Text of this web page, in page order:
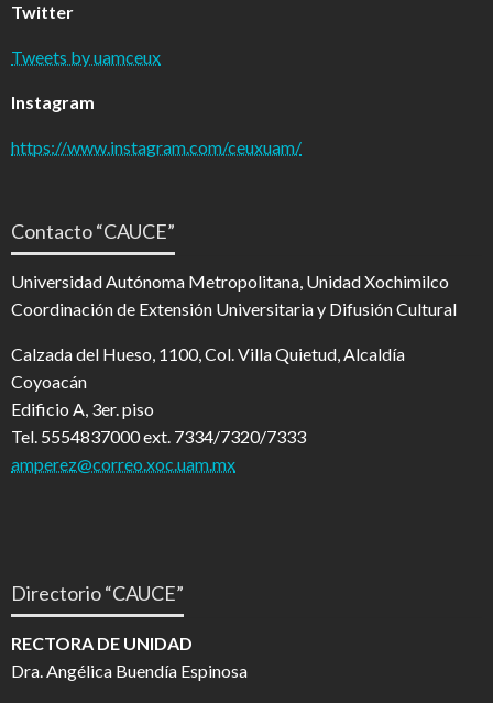
Twitter
Tweets by uamceux
Instagram
https://www.instagram.com/ceuxuam/
Contacto “CAUCE”
Universidad Autónoma Metropolitana, Unidad Xochimilco
Coordinación de Extensión Universitaria y Difusión Cultural
Calzada del Hueso, 1100, Col. Villa Quietud, Alcaldía
Coyoacán
Edificio A, 3er. piso
Tel. 5554837000 ext. 7334/7320/7333
amperez@correo.xoc.uam.mx
Directorio “CAUCE”
RECTORA DE UNIDAD
Dra. Angélica Buendía Espinosa